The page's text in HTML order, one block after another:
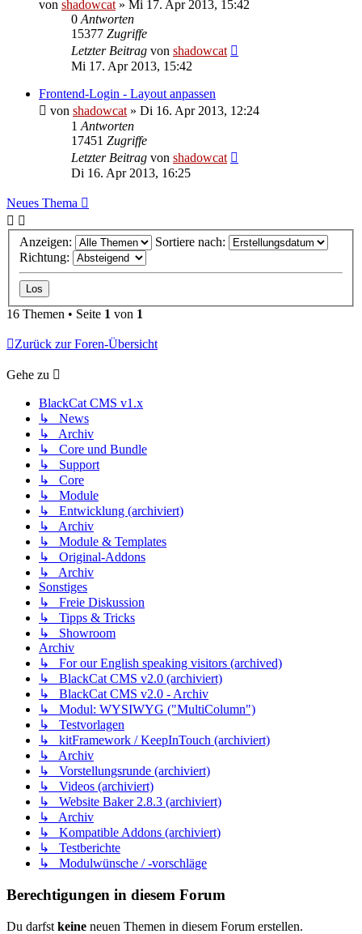
von shadowcat » Mi 17. Apr 2013, 15:42
0 Antworten
15377 Zugriffe
Letzter Beitrag von shadowcat
Mi 17. Apr 2013, 15:42
Frontend-Login - Layout anpassen
von shadowcat » Di 16. Apr 2013, 12:24
1 Antworten
17451 Zugriffe
Letzter Beitrag von shadowcat
Di 16. Apr 2013, 16:25
Neues Thema
Anzeigen:
Sortiere nach:
Richtung:
16 Themen • Seite 1 von 1
Zurück zur Foren-Übersicht
Gehe zu
BlackCat CMS v1.x
↳ News
↳ Archiv
↳ Core und Bundle
↳ Support
↳ Core
↳ Module
↳ Entwicklung (archiviert)
↳ Archiv
↳ Module & Templates
↳ Original-Addons
↳ Archiv
Sonstiges
↳ Freie Diskussion
↳ Tipps & Tricks
↳ Showroom
Archiv
↳ For our English speaking visitors (archived)
↳ BlackCat CMS v2.0 (archiviert)
↳ BlackCat CMS v2.0 - Archiv
↳ Modul: WYSIWYG ("MultiColumn")
↳ Testvorlagen
↳ kitFramework / KeepInTouch (archiviert)
↳ Archiv
↳ Vorstellungsrunde (archiviert)
↳ Videos (archiviert)
↳ Website Baker 2.8.3 (archiviert)
↳ Archiv
↳ Kompatible Addons (archiviert)
↳ Testberichte
↳ Modulwünsche / -vorschläge
Berechtigungen in diesem Forum
Du darfst keine neuen Themen in diesem Forum erstellen.